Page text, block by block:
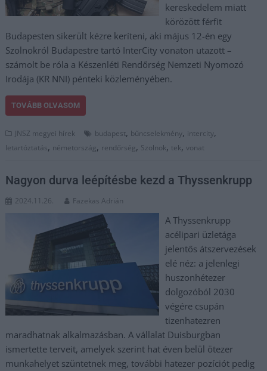
kereskedelem miatt
körözött férfit
Budapesten sikerült kézre keríteni, aki május 12-én egy
Szolnokról Budapestre tartó InterCity vonaton utazott –
számolt be róla a Készenléti Rendőrség Nemzeti Nyomozó
Irodája (KR NNI) pénteki közleményében.
TOVÁBB OLVASOM
JNSZ megyei hírek budapest, bűncselekmény, intercity,
letartóztatás, németország, rendőrség, Szolnok, tek,vonat
Nagyon durva leépítésbe kezd a Thyssenkrupp
2024.11.26. Fazekas Adrián
A Thyssenkrupp
acélipari üzletága
jelentős átszervezések
elé néz: a jelenlegi
huszonhétezer
dolgozóból 2030
végére csupán
tizenhatezren
maradhatnak alkalmazásban. A vállalat Duisburgban
ismertette terveit, amelyek szerint hat éven belül ötezer
munkahelyet szüntetnek meg, további hatezer pozíciót pedig